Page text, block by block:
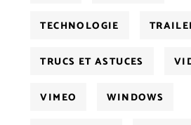
TECHNOLOGIE
TRUCS ET ASTUCES
VIMEO WINDOWS